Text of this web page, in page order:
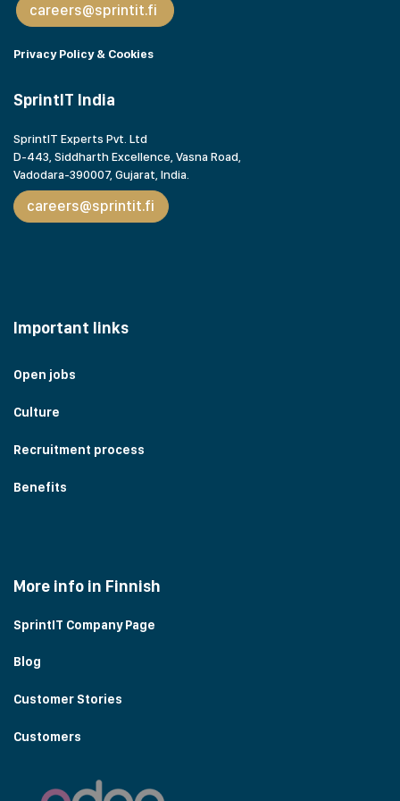
careers@sprintit.fi
Privacy Policy & Cookies
SprintIT India
SprintIT Experts Pvt. Ltd
D-443, Siddharth Excellence, Vasna Road,
Vadodara-390007, Gujarat, India.
careers@sprintit.fi
Important links
Open jobs
Culture
Recruitment process
Benefits
More info in Finnish
SprintIT Company Page
Blog
Customer Stories
Customers